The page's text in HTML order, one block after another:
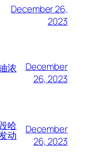
December 26,
2023
浓
December
26, 2023
哈
动
December
26, 2023